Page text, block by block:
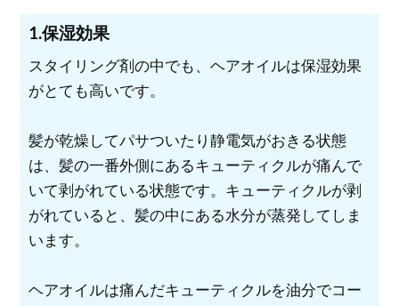
1.保湿効果
スタイリング剤の中でも、ヘアオイルは保湿効果
がとても高いです。
髪が乾燥してパサついたり静電気がおきる状態
は、髪の一番外側にあるキューティクルが痛んで
いて剥がれている状態です。キューティクルが剥
がれていると、髪の中にある水分が蒸発してしま
います。
ヘアオイルは痛んだキューティクルを油分でコー